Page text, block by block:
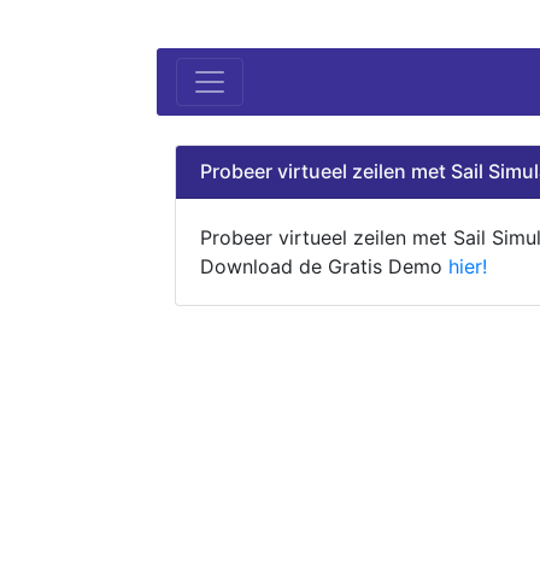
Probeer virtueel zeilen met Sail
Probeer virtueel zeilen met Sail
Download de Gratis Demo hier!